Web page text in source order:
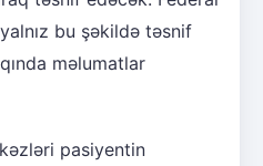
bu şəkildə təsnif
məlumatlar
pasiyentin